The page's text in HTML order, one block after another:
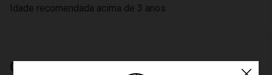
Idade recomendada acima de 3 anos
Características